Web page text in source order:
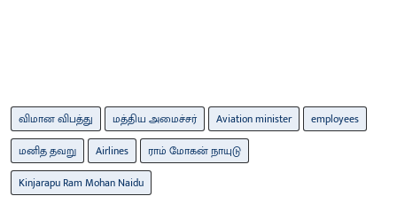
விமான விபத்து மத்திய அமைச்சர் Aviation minister
employees
மனித தவறு
Airlines
ராம் மோகன் நாயுடு
Kinjarapu Ram Mohan Naidu